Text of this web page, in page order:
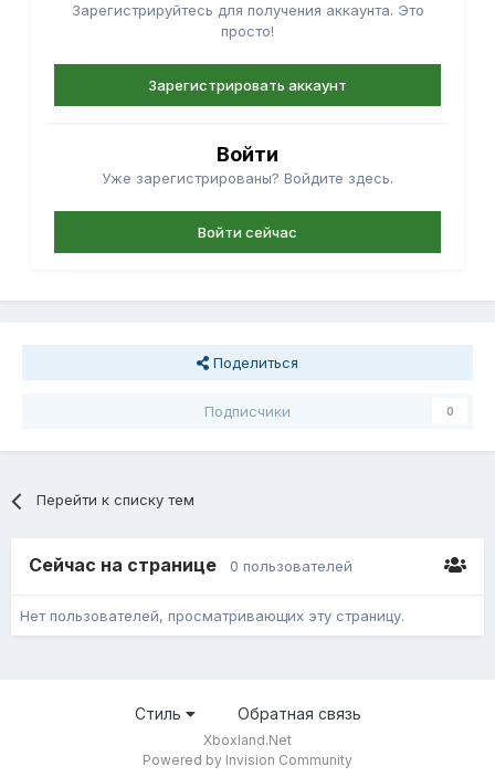
Зарегистрируйтесь для получения аккаунта. Это
просто!
Зарегистрировать аккаунт
Войти
Уже зарегистрированы? Войдите здесь.
Войти сейчас
Поделиться
Подписчики 0
Перейти к списку тем
Сейчас на странице 0 пользователей
Нет пользователей, просматривающих эту страницу.
Стиль Обратная связь
Xboxland.Net
Powered by Invision Community